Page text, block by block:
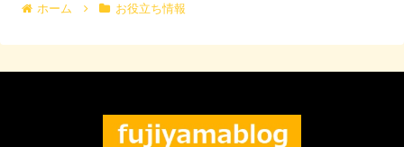
ホーム お役立ち情報